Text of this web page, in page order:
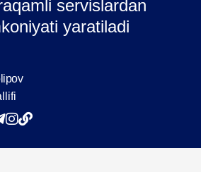
servislardan
yaratiladi